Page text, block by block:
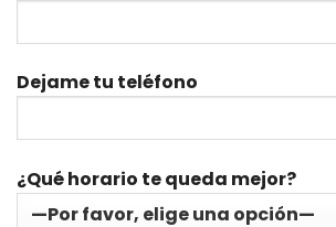
Dejame tu teléfono
¿Qué horario te queda mejor?